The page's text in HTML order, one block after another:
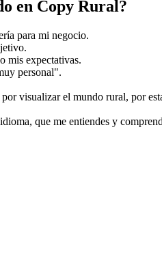
en Copy Rural?
para mi negocio.
mis expectativas.
personal".
visualizar el mundo rural, por
que me entiendes y